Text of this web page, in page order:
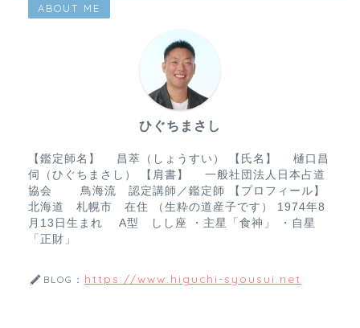
e e
ABOUT ME
ひぐちまさし
【鑑定師名】 昌萃（しょうすい） 【氏名】 樋口昌
伺（ひぐちまさし） 【肩書】 一般社団法人日本占道
協会 鳥海流 認定講師／鑑定師 【プロフィール】
北海道 札幌市 在住 （生粋の道産子です） 1974年8
月13日生まれ A型 しし座 ・主星「食神」 ・自星
「正財」
BLOG： https://www.higuchi-syousui.net